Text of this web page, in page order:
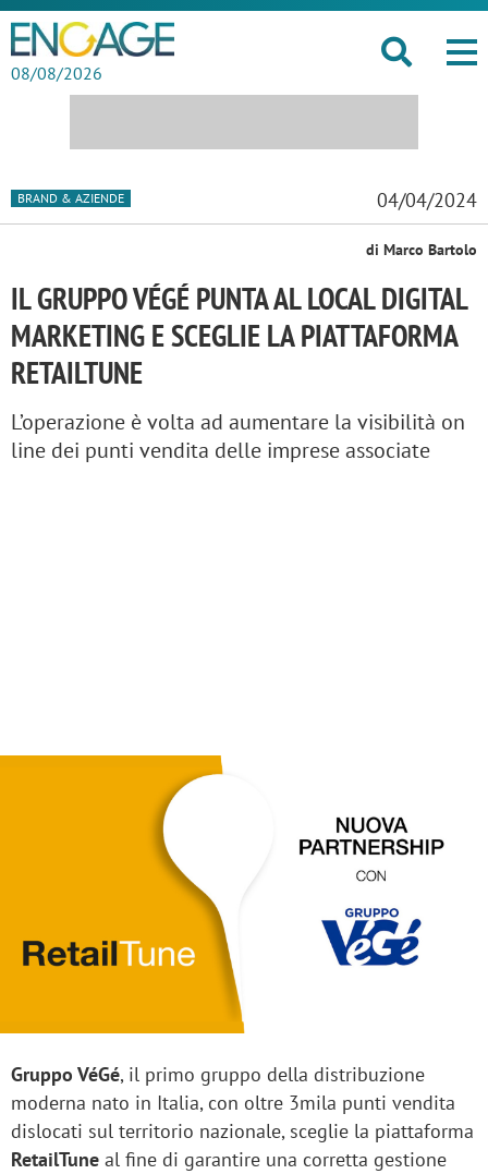
08/08/2026
BRAND & AZIENDE 04/04/2024
di Marco Bartolo
IL GRUPPO VÉGÉ PUNTA AL LOCAL DIGITAL
MARKETING E SCEGLIE LA PIATTAFORMA
RETAILTUNE
L’operazione è volta ad aumentare la visibilità on
line dei punti vendita delle imprese associate
Gruppo VéGé, il primo gruppo della distribuzione
moderna nato in Italia, con oltre 3mila punti vendita
dislocati sul territorio nazionale, sceglie la piattaforma
RetailTune al fine di garantire una corretta gestione